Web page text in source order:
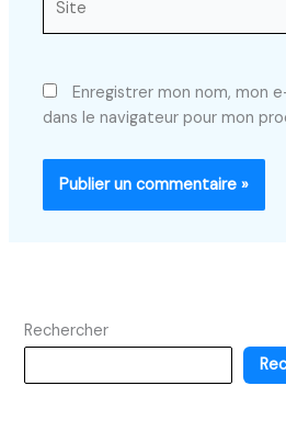
Enregistrer mon nom, mon
dans le navigateur pour mon
Rechercher